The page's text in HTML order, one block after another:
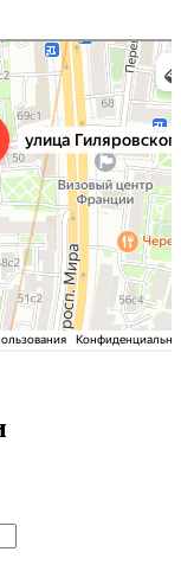
Проспект Мира —